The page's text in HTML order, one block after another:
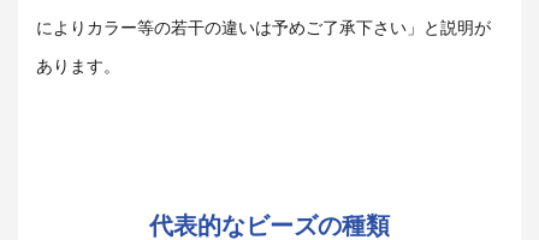
によりカラー等の若干の違いは予めご了承下さい」と説明が
あります。
代表的なビーズの種類